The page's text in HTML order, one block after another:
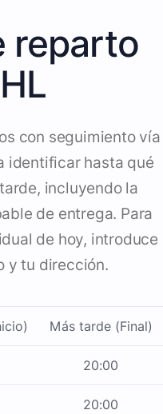
reparto
con seguimiento vía
identificar hasta qué
incluyendo la
de entrega. Para
de hoy, introduce
y tu dirección.
Más tarde (Final)
20:00
20:00